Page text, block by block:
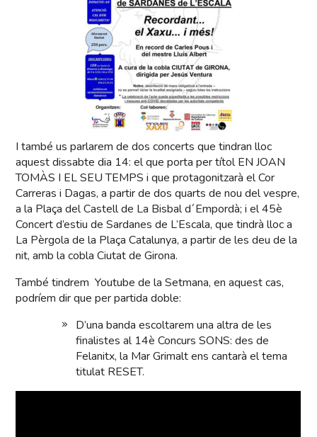
I també us parlarem de dos concerts que tindran lloc
aquest dissabte dia 14: el que porta per títol EN JOAN
TOMÀS I EL SEU TEMPS i que protagonitzarà el Cor
Carreras i Dagas, a partir de dos quarts de nou del vespre,
a la Plaça del Castell de La Bisbal d´Empordà; i el 45è
Concert d’estiu de Sardanes de L’Escala, que tindrà lloc a
La Pèrgola de la Plaça Catalunya, a partir de les deu de la
nit, amb la cobla Ciutat de Girona.
També tindrem Youtube de la Setmana, en aquest cas,
podríem dir que per partida doble:
D’una banda escoltarem una altra de les
finalistes al 14è Concurs SONS: des de
Felanitx, la Mar Grimalt ens cantarà el tema
titulat RESET.